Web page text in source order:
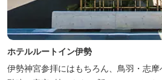
ホテルルートイン伊勢
伊勢神宮参拝にはもちろん、鳥羽・志